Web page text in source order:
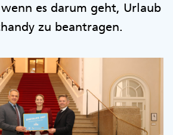
wenn es darum geht, Urlaub
zu beantragen.